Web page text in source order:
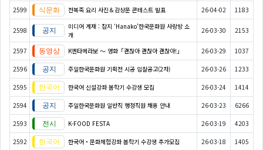
2599 전복죽 요리 사진＆감상문 콘테스트 발표 26-04-02 1183
2598
미디어 게재 : 잡지 ‘Hanako’한국문화원 사랑방 소
개
26-03-30 2153
2597 K엔타메라보 ～ 영화「괜찮아 괜찮아 괜찮아!」 26-03-29 1037
2596 주일한국문화원 기획전 시공 입찰공고(2차) 26-03-26 1233
2595 한국어 신설강좌 봄학기 수강생 모집 26-03-24 1414
2594 주일한국문화원 일반직 행정직원 채용 안내 26-03-23 6266
2593 K-FOOD FESTA 26-03-19 4203
2592 한국어・문화체험강좌 봄학기 수강생 추가모집 26-03-18 1405